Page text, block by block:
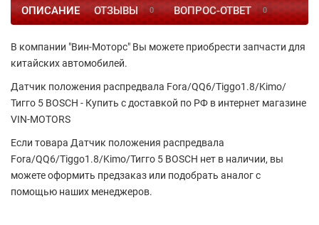
ОПИСАНИЕ ОТЗЫВЫ 0 ВОПРОС-ОТВЕТ 0
В компании "Вин-Моторс" Вы можете приобрести запчасти для
китайских автомобилей.
Датчик положения распредвала Fora/QQ6/Tiggo1.8/Kimo/
Тигго 5 BOSCH - Купить с доставкой по РФ в интернет магазине
VIN-MOTORS
Если товара Датчик положения распредвала
Fora/QQ6/Tiggo1.8/Kimo/Тигго 5 BOSCH нет в наличии, вы
можете оформить предзаказ или подобрать аналог с
помощью наших менеджеров.